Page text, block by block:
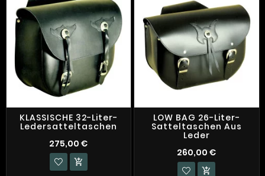
KLASSISCHE 32-Liter-
Ledersatteltaschen
275,00 €

LOW BAG 26-Liter-
Satteltaschen Aus
Leder
260,00 €
